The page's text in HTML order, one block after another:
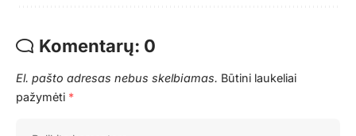
Komentarų: 0
El. pašto adresas nebus skelbiamas. Būtini laukeliai
pažymėti *